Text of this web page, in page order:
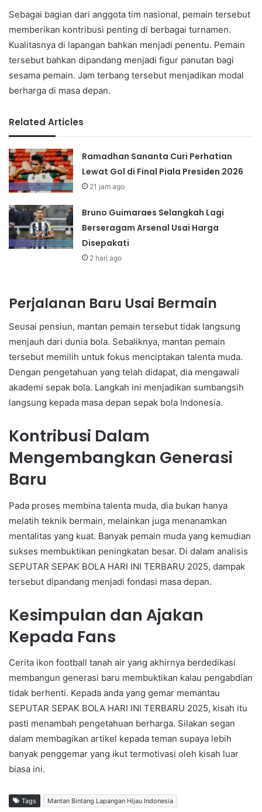
Sebagai bagian dari anggota tim nasional, pemain tersebut
memberikan kontribusi penting di berbagai turnamen.
Kualitasnya di lapangan bahkan menjadi penentu. Pemain
tersebut bahkan dipandang menjadi figur panutan bagi
sesama pemain. Jam terbang tersebut menjadikan modal
berharga di masa depan.
Related Articles
Ramadhan Sananta Curi Perhatian
Lewat Gol di Final Piala Presiden 2026
21 jam ago
Bruno Guimaraes Selangkah Lagi
Berseragam Arsenal Usai Harga
Disepakati
2 hari ago
Perjalanan Baru Usai Bermain
Seusai pensiun, mantan pemain tersebut tidak langsung
menjauh dari dunia bola. Sebaliknya, mantan pemain
tersebut memilih untuk fokus menciptakan talenta muda.
Dengan pengetahuan yang telah didapat, dia mengawali
akademi sepak bola. Langkah ini menjadikan sumbangsih
langsung kepada masa depan sepak bola Indonesia.
Kontribusi Dalam
Mengembangkan Generasi
Baru
Pada proses membina talenta muda, dia bukan hanya
melatih teknik bermain, melainkan juga menanamkan
mentalitas yang kuat. Banyak pemain muda yang kemudian
sukses membuktikan peningkatan besar. Di dalam analisis
SEPUTAR SEPAK BOLA HARI INI TERBARU 2025, dampak
tersebut dipandang menjadi fondasi masa depan.
Kesimpulan dan Ajakan
Kepada Fans
Cerita ikon football tanah air yang akhirnya berdedikasi
membangun generasi baru membuktikan kalau pengabdian
tidak berhenti. Kepada anda yang gemar memantau
SEPUTAR SEPAK BOLA HARI INI TERBARU 2025, kisah itu
pasti menambah pengetahuan berharga. Silakan segan
dalam membagikan artikel kepada teman supaya lebih
banyak penggemar yang ikut termotivasi oleh kisah luar
biasa ini.
Tags Mantan Bintang Lapangan Hijau Indonesia